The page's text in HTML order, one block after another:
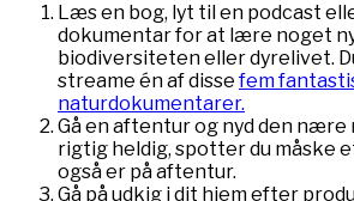
Læs en bog, lyt til en podcast
dokumentar for at lære noget
biodiversiteten eller dyrelivet.
streame én af dissefem
naturdokumentarer.
Gå en aftentur og nyd den nære
rigtig heldig, spotter du måske
også er på aftentur.
Gå på udkig i dit hjem efter